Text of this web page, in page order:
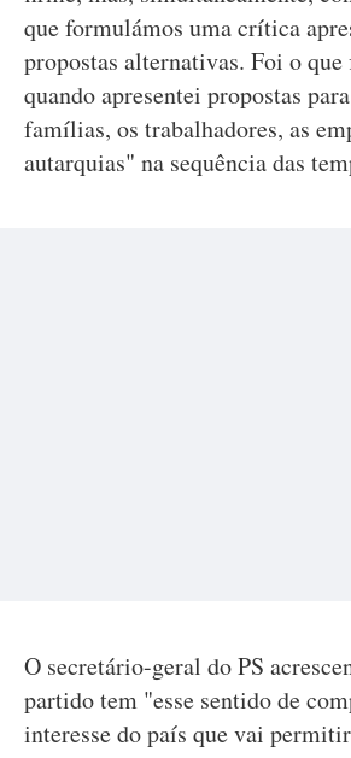
que formulámos uma crítica
propostas alternativas. Foi o que
quando apresentei propostas
famílias, os trabalhadores, as
autarquias" na sequência das
O secretário-geral do PS
partido tem "esse sentido de
interesse do país que vai